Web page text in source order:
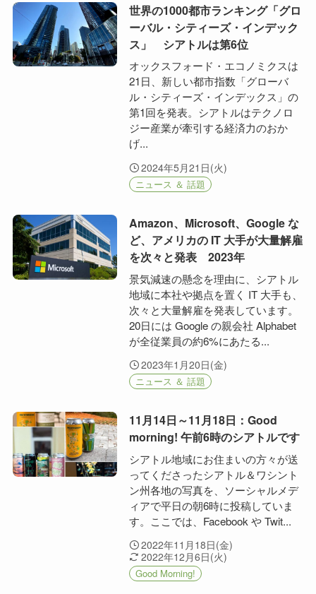
世界の1000都市ランキング「グロ
ーバル・シティーズ・インデック
ス」 シアトルは第6位
オックスフォード・エコノミクスは
21日、新しい都市指数「グローバ
ル・シティーズ・インデックス」の
第1回を発表。シアトルはテクノロ
ジー産業が牽引する経済力のおか
げ...
2024年5月21日(火)
ニュース ＆ 話題
Amazon、Microsoft、Google な
ど、アメリカの IT 大手が大量解雇
を次々と発表 2023年
景気減速の懸念を理由に、シアトル
地域に本社や拠点を置く IT 大手も、
次々と大量解雇を発表しています。
20日には Google の親会社 Alphabet
が全従業員の約6%にあたる...
2023年1月20日(金)
ニュース ＆ 話題
11月14日～11月18日：Good
morning! 午前6時のシアトルです
シアトル地域にお住まいの方々が送
ってくださったシアトル＆ワシント
ン州各地の写真を、ソーシャルメデ
ィアで平日の朝6時に投稿していま
す。ここでは、Facebook や Twit...
2022年11月18日(金)
2022年12月6日(火)
Good Morning!